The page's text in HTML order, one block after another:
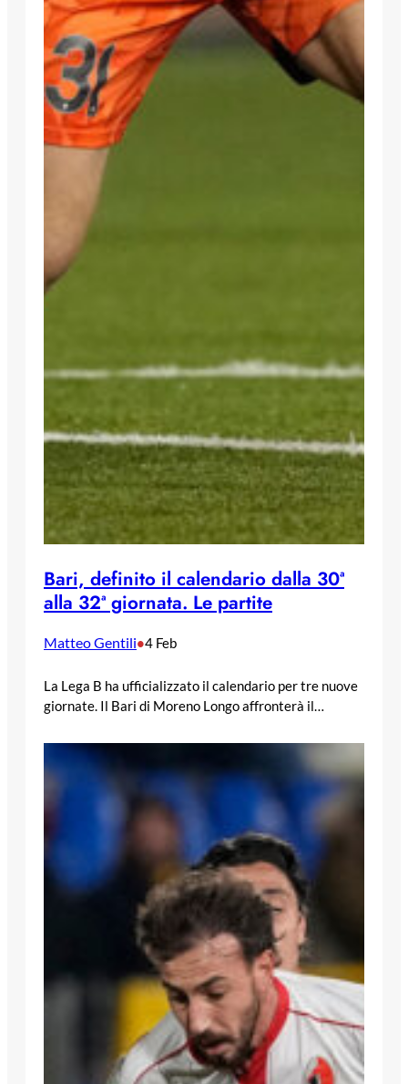
Bari, definito il calendario dalla 30ª
alla 32ª giornata. Le partite
Matteo Gentili•4 Feb
La Lega B ha ufficializzato il calendario per tre nuove
giornate. Il Bari di Moreno Longo affronterà il…